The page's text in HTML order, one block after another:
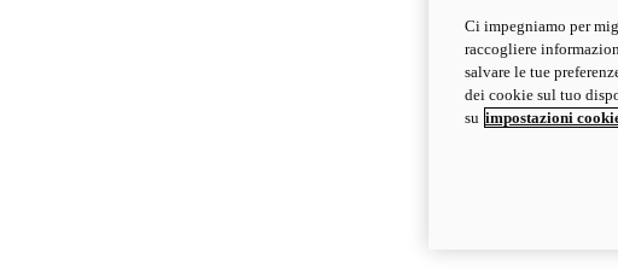
Ci impegniamo per
raccogliere
salvare le tue
dei cookie sul tuo
su impostazioni